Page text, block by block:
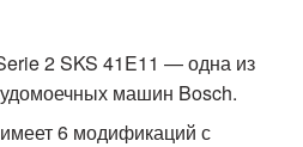
2 SKS 41E11 — одна из
машин Bosch.
6 модификаций с